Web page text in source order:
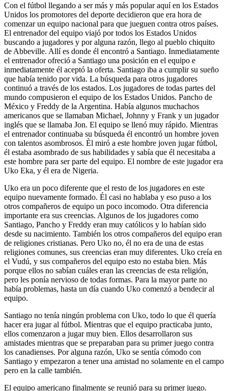
Con el fútbol llegando a ser más y más popular aquí en los Estados
Unidos los promotores del deporte decidieron que era hora de
comenzar un equipo nacional para que jueguen contra otros países.
El entrenador del equipo viajó por todos los Estados Unidos
buscando a jugadores y por alguna razón, llego al pueblo chiquito
de Abbeville. Allí es donde él encontró a Santiago. Inmediatamente
el entrenador ofreció a Santiago una posición en el equipo e
inmediatamente él aceptó la oferta. Santiago iba a cumplir su sueño
que había tenido por vida. La búsqueda para otros jugadores
continuó a través de los estados. Los jugadores de todas partes del
mundo compusieron el equipo de los Estados Unidos. Pancho de
México y Freddy de la Argentina. Había algunos muchachos
americanos que se llamaban Michael, Johnny y Frank y un jugador
inglés que se llamaba Jon. El equipo se llenó muy rápido. Mientras
el entrenador continuaba su búsqueda él encontró un hombre joven
con talentos asombrosos. Èl miró a este hombre joven jugar fútbol,
él estaba asombrado de sus habilidades y sabía que él necesitaba a
este hombre para ser parte del equipo. El nombre de este jugador era
Uko Eka, y él era de Nigeria.
Uko era un poco diferente que el resto de los jugadores en este
equipo nuevamente formado. Él casi no hablaba y eso puso a los
otros compañeros de equipo un poco incomodo. Otra diferencia
importante era sus creencias. Algunos de los jugadores como
Santiago, Pancho y Freddy eran muy católicos y lo habían sido
desde su nacimiento. También los otros compañeros del equipo eran
de religiones cristianas. Pero Uko no, él no era de una de estas
religiones comunes, sus creencias eran muy diferentes. Uko creía en
el Vudú, y sus compañeros del equipo esto no estaba bien. Más
porque ellos no sabían cuáles eran las creencias de esta religión,
pero les ponía nervioso de todas formas. Para la mayor parte no
había problemas, hasta un día cuando Uko comenzó a bendecir al
equipo.
Santiago no tenía ningún problema con Uko, todo lo que él quería
hacer era jugar al fútbol. Mientras que el equipo practicaba junto,
ellos comenzaron a jugar muy bien. Ellos desarrollaron sus
amistades mientras que se preparaban para su primer juego contra
los canadienses. Por alguna razón, Uko se sentía cómodo con
Santiago y empezaron a tener una amistad no solamente en el campo
pero en la calle también.
El equipo americano finalmente se reunió para su primer juego.